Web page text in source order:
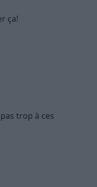
ça!
trop à ces